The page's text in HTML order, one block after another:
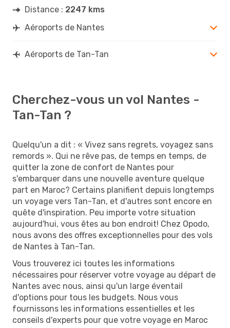
Distance : 2247 kms
Aéroports de Nantes
Aéroports de Tan-Tan
Cherchez-vous un vol Nantes -
Tan-Tan ?
Quelqu'un a dit : « Vivez sans regrets, voyagez sans
remords ». Qui ne rêve pas, de temps en temps, de
quitter la zone de confort de Nantes pour
s'embarquer dans une nouvelle aventure quelque
part en Maroc? Certains planifient depuis longtemps
un voyage vers Tan-Tan, et d'autres sont encore en
quête d'inspiration. Peu importe votre situation
aujourd'hui, vous êtes au bon endroit! Chez Opodo,
nous avons des offres exceptionnelles pour des vols
de Nantes à Tan-Tan.
Vous trouverez ici toutes les informations
nécessaires pour réserver votre voyage au départ de
Nantes avec nous, ainsi qu'un large éventail
d'options pour tous les budgets. Nous vous
fournissons les informations essentielles et les
conseils d'experts pour que votre voyage en Maroc